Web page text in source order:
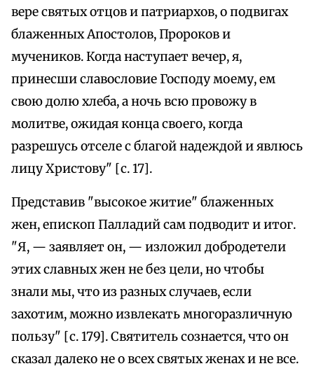
вере святых отцов и патриархов, о подвигах
блаженных Апостолов, Пророков и
мучеников. Когда наступает вечер, я,
принесши славословие Господу моему, ем
свою долю хлеба, а ночь всю провожу в
молитве, ожидая конца своего, когда
разрешусь отселе с благой надеждой и явлюсь
лицу Христову" [с. 17].
Представив "высокое житие" блаженных
жен, епископ Палладий сам подводит и итог.
"Я, — заявляет он, — изложил добродетели
этих славных жен не без цели, но чтобы
знали мы, что из разных случаев, если
захотим, можно извлекать многоразличную
пользу" [с. 179]. Святитель сознается, что он
сказал далеко не о всех святых женах и не все.